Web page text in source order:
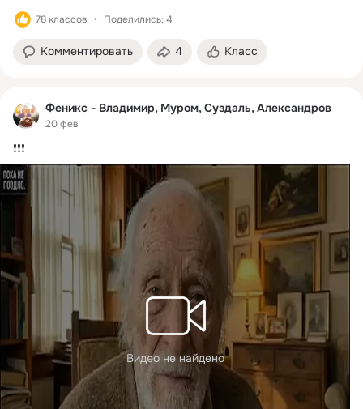
78 классов Поделились: 4
Комментировать 4 Класс
Феникс - Владимир, Муром, Суздаль, Александров
20 фев
❗️❗️❗️
Видео не найдено